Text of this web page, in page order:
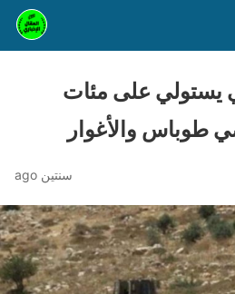
يستولي على مئات
طوباس والأغوار
سنتين ago